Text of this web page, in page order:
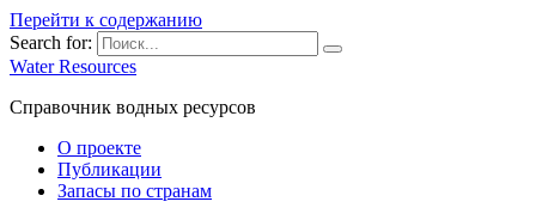
Перейти к содержанию
Search for:
Water Resources
Справочник водных ресурсов
О проекте
Публикации
Запасы по странам